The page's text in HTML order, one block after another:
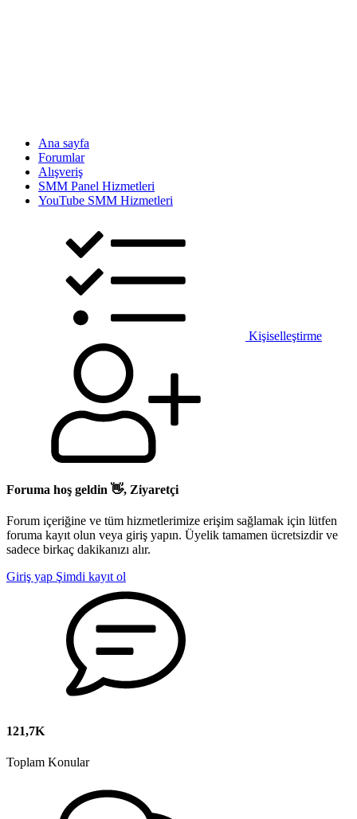
Ana sayfa
Forumlar
Alışveriş
SMM Panel Hizmetleri
YouTube SMM Hizmetleri
Kişiselleştirme
Foruma hoş geldin 👋, Ziyaretçi
Forum içeriğine ve tüm hizmetlerimize erişim sağlamak için lütfen
foruma kayıt olun veya giriş yapın. Üyelik tamamen ücretsizdir ve
sadece birkaç dakikanızı alır.
Giriş yap Şimdi kayıt ol
121,7K
Toplam Konular